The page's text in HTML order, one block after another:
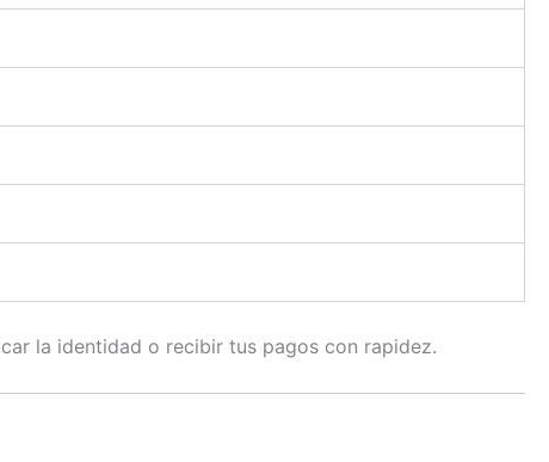
la identidad o recibir tus pagos con rapidez.